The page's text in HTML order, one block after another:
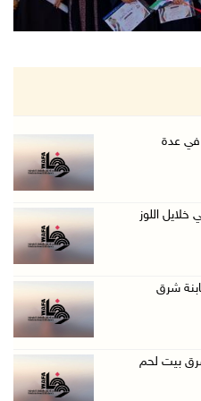
طوباس
من مخيم قل ...
حول معدلها ...
اعتقالات ...
جنين
في عدة
اللوز
شرق
بيت لحم